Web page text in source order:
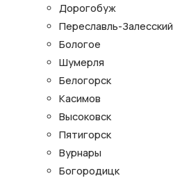
Дорогобуж
Переславль-Залесский
Бологое
Шумерля
Белогорск
Касимов
Высоковск
Пятигорск
Вурнары
Богородицк